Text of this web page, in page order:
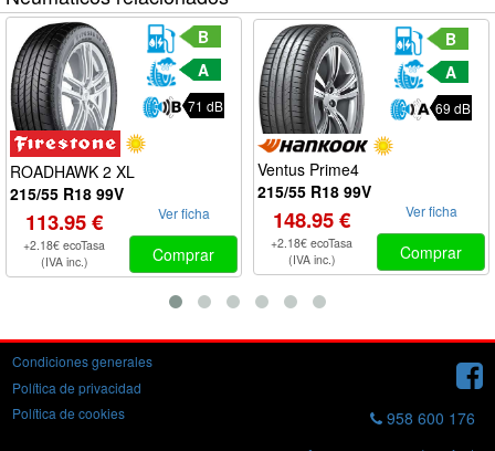
B
A
71 dB
ROADHAWK 2 XL
215/55 R18 99V
113.95 €
+2.18€ ecoTasa
(IVA inc.)
Ver ficha
Comprar
B
A
69 dB
Ventus Prime4
215/55 R18 99V
148.95 €
+2.18€ ecoTasa
(IVA inc.)
Ver ficha
Comprar
Condiciones generales
Política de privacidad
Política de cookies
958 600 176